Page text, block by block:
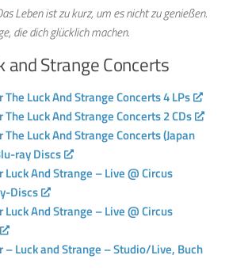
Leben ist zu kurz, um es nicht zu genießen.
die dich glücklich machen.
and Strange Concerts
Luck And Strange Concerts 4 LPs
Luck And Strange Concerts 2 CDs
Luck And Strange Concerts (Japan
ray Discs
And Strange – Live @ Circus
Discs
And Strange – Live @ Circus
– Luck and Strange – Studio/Live, Buch